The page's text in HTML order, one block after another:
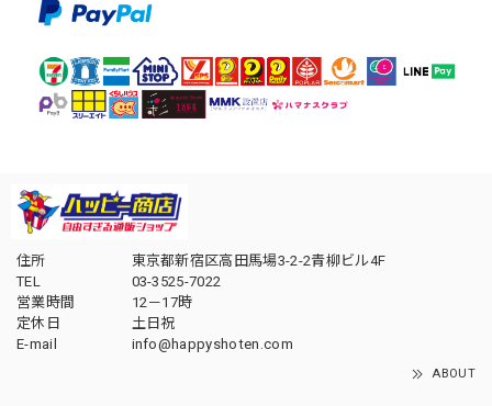
住所
東京都新宿区高田馬場3-2-2青柳ビル4F
TEL
03-3525-7022
営業時間
12－17時
定休日
土日祝
E-mail
info@happyshoten.com
ABOUT